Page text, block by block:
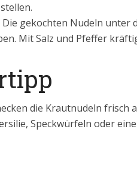
Die gekochten Nudeln unter
Mit Salz und Pfeffer
die Krautnudeln frisch
Speckwürfeln oder